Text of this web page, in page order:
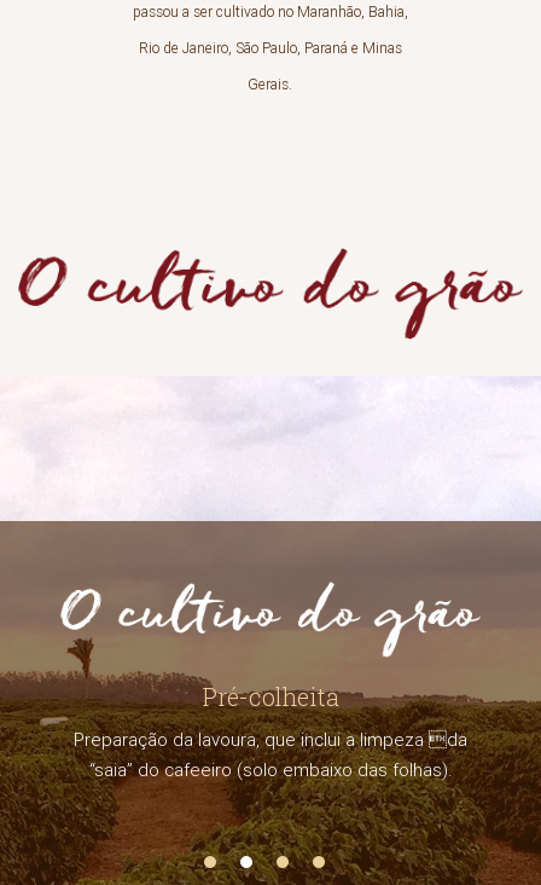
passou a ser cultivado no Maranhão, Bahia,
Rio de Janeiro, São Paulo, Paraná e Minas
Gerais.
Pré-colheita
Preparação da lavoura, que inclui a limpeza da
“saia” do cafeeiro (solo embaixo das folhas).